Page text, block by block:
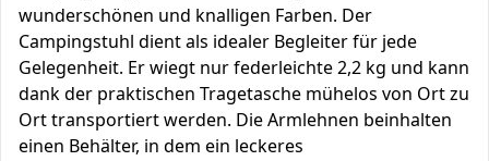
wunderschönen und knalligen Farben. Der
Campingstuhl dient als idealer Begleiter für jede
Gelegenheit. Er wiegt nur federleichte 2,2 kg und kann
dank der praktischen Tragetasche mühelos von Ort zu
Ort transportiert werden. Die Armlehnen beinhalten
einen Behälter, in dem ein leckeres